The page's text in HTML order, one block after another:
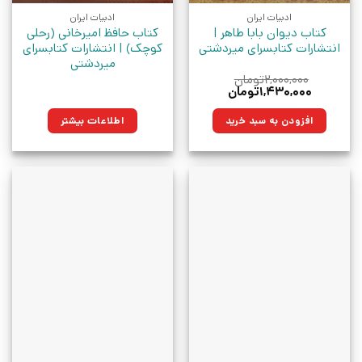
ادبیات ایران
کتاب دیوان بابا طاهر |
انتشارات کتابسرای میردشتی
۲,۰۰۰,۰۰۰تومان
قیمت
۲,۰۰۰,۰۰۰تومان
بود.
۱,۴۳۰,۰۰۰تومان
۱,۴۳۰,۰۰۰تومان. افزودن به سبد خرید
ادبیات ایران
کتاب حافظ امیرخانی (رحلی
کوچک) | انتشارات کتابسرای
میردشتی
اطلاعات بیشتر